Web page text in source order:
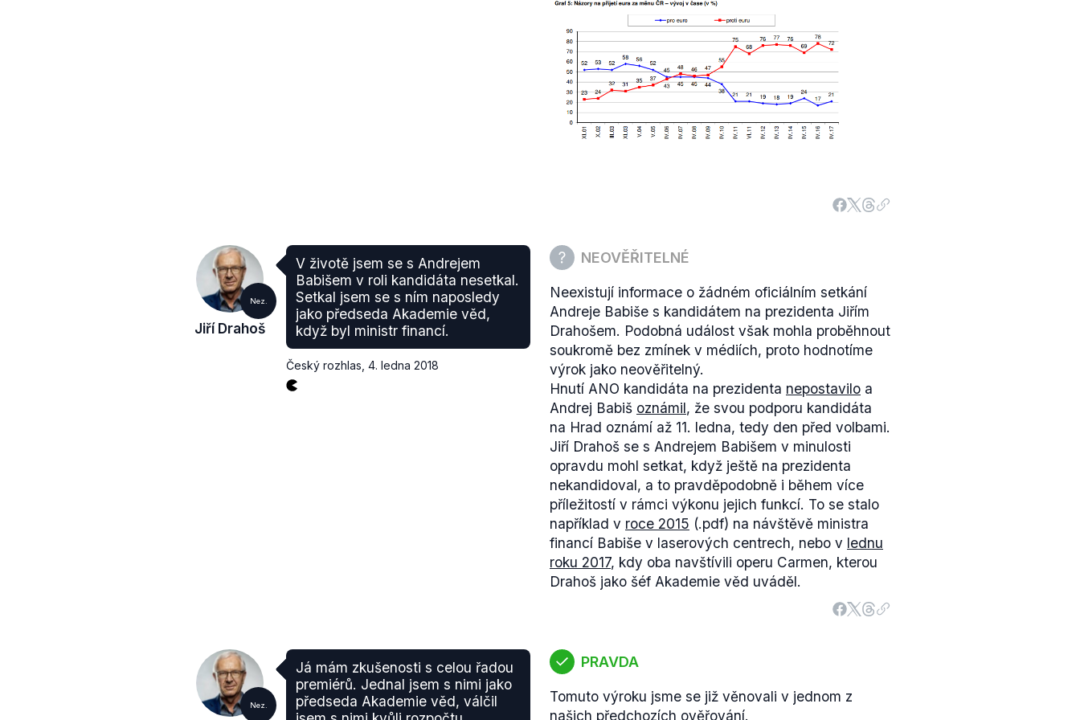
Nez.
Jiří Drahoš
V životě jsem se s Andrejem
Babišem v roli kandidáta nesetkal.
Setkal jsem se s ním naposledy
jako předseda Akademie věd,
když byl ministr financí.
Český rozhlas 4. ledna 2018
NEOVĚŘITELNÉ
Neexistují informace o žádném oficiálním setkání
Andreje Babiše s kandidátem na prezidenta Jiřím
Drahošem. Podobná událost však mohla proběhnout
soukromě bez zmínek v médiích, proto hodnotíme
výrok jako neověřitelný.
Hnutí ANO kandidáta na prezidenta nepostavilo a
Andrej Babiš oznámil, že svou podporu kandidáta
na Hrad oznámí až 11. ledna, tedy den před volbami.
Jiří Drahoš se s Andrejem Babišem v minulosti
opravdu mohl setkat, když ještě na prezidenta
nekandidoval, a to pravděpodobně i během více
příležitostí v rámci výkonu jejich funkcí. To se stalo
například v roce 2015 (.pdf) na návštěvě ministra
financí Babiše v laserových centrech, nebo v lednu
roku 2017, kdy oba navštívili operu Carmen, kterou
Drahoš jako šéf Akademie věd uváděl.
Nez.
Já mám zkušenosti s celou řadou
premiérů. Jednal jsem s nimi jako
předseda Akademie věd, válčil
PRAVDA
Tomuto výroku jsme se již věnovali v jednom z
našich předchozích ověřování.